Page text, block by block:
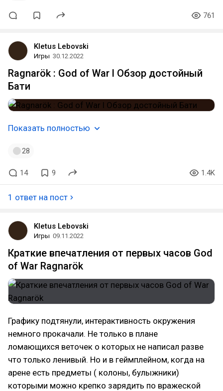
761
Kletus Lebovski
Игры 30.12.2022
Ragnarök : God of War l Обзор достойный
Бати
Показать полностью
28
14 9 1.4K
1 ответ на пост
Kletus Lebovski
Игры 09.11.2022
Краткие впечатления от первых часов God
of War Ragnarök
Графику подтянули, интерактивность окружения
немного прокачали. Не только в плане
ломающихся веточек о которых не написал разве
что только ленивый. Но и в геймплейном, когда на
арене есть предметы ( колоны, булыжники)
которыми можно крепко зарядить по вражеской